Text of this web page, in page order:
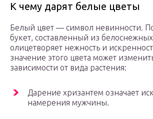
К чему дарят белые цветы
Белый цвет — символ невинности.
букет, составленный из
олицетворяет нежность и
значение этого цвета может
зависимости от вида растения:
Дарение хризантем означает
намерения мужчины.